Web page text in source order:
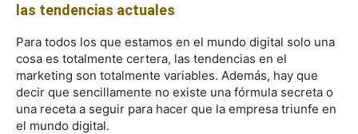
las tendencias actuales
Para todos los que estamos en el mundo digital solo una
cosa es totalmente certera, las tendencias en el
marketing son totalmente variables. Además, hay que
decir que sencillamente no existe una fórmula secreta o
una receta a seguir para hacer que la empresa triunfe en
el mundo digital.